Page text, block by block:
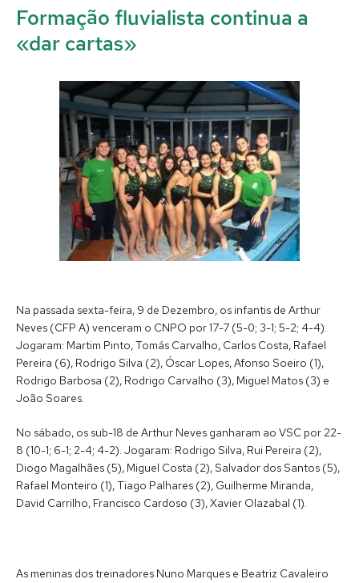
Formação fluvialista continua a
«dar cartas»
Na passada sexta-feira, 9 de Dezembro, os infantis de Arthur
Neves (CFP A) venceram o CNPO por 17-7 (5-0; 3-1; 5-2; 4-4).
Jogaram: Martim Pinto, Tomás Carvalho, Carlos Costa, Rafael
Pereira (6), Rodrigo Silva (2), Óscar Lopes, Afonso Soeiro (1),
Rodrigo Barbosa (2), Rodrigo Carvalho (3), Miguel Matos (3) e
João Soares.
No sábado, os sub-18 de Arthur Neves ganharam ao VSC por 22-
8 (10-1; 6-1; 2-4; 4-2). Jogaram: Rodrigo Silva, Rui Pereira (2),
Diogo Magalhães (5), Miguel Costa (2), Salvador dos Santos (5),
Rafael Monteiro (1), Tiago Palhares (2), Guilherme Miranda,
David Carrilho, Francisco Cardoso (3), Xavier Olazabal (1).
As meninas dos treinadores Nuno Marques e Beatriz Cavaleiro